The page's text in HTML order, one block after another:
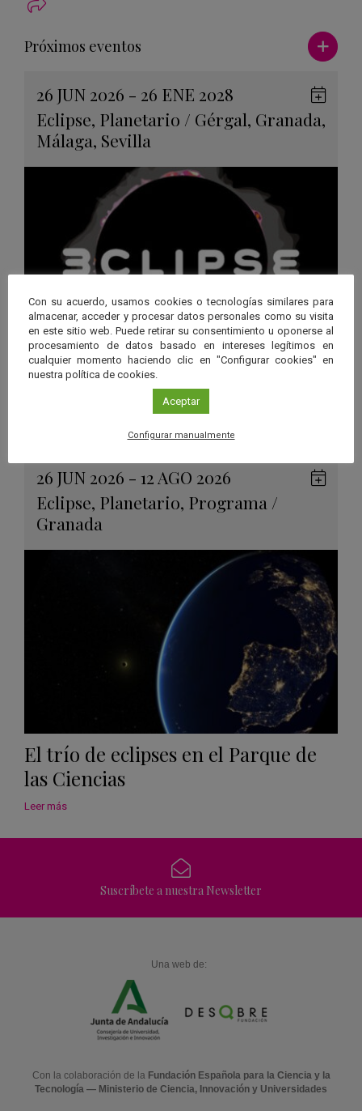
Próximos eventos Ver más
26 JUN 2026 - 26 ENE 2028
Eclipse, Planetario / Gérgal, Granada,
Málaga, Sevilla
en
“3CLIPSE”, una experiencia
inmersiva para descubrir los
eclipses solares
26 JUN 2026 - 12 AGO 2026
Eclipse, Planetario, Programa /
Granada
El trío de eclipses en el Parque de
las Ciencias
Leer más
Suscríbete a nuestra Newsletter
Una web de:
Con la colaboración de la Fundación Española para la Ciencia y la
Tecnología — Ministerio de Ciencia, Innovación y Universidades
Con su acuerdo, usamos cookies o tecnologías similares para
almacenar, acceder y procesar datos personales como su visita
en este sitio web. Puede retirar su consentimiento u oponerse al
procesamiento de datos basado en intereses legítimos en
cualquier momento haciendo clic en "Configurar cookies" en
nuestra política de cookies.
Aceptar
Configurar manualmente